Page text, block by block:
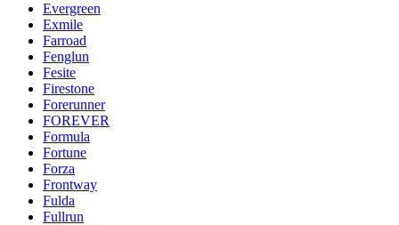
Evergreen
Exmile
Farroad
Fenglun
Fesite
Firestone
Forerunner
FOREVER
Formula
Fortune
Forza
Frontway
Fulda
Fullrun